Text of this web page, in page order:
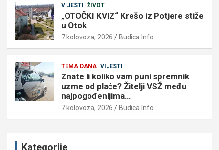
VIJESTI ŽIVOT
„OTOČKI KVIZ“ Krešo iz Potjere stiže
u Otok
7 kolovoza, 2026 Budica Info
TEMA DANA VIJESTI
Znate li koliko vam puni spremnik
uzme od plaće? Žitelji VSŽ među
najpogođenijima…
7 kolovoza, 2026 Budica Info
Kategorije